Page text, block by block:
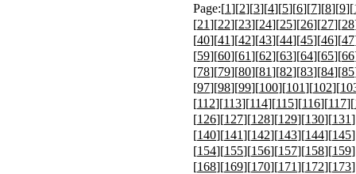
Page:[1][2][3][4][5][6][7][8][9][
[21][22][23][24][25][26][27][28
[40][41][42][43][44][45][46][47
[59][60][61][62][63][64][65][66
[78][79][80][81][82][83][84][85
[97][98][99][100][101][102][
[112][113][114][115][116][117][
[126][127][128][129][130][131
[140][141][142][143][144][145
[154][155][156][157][158][159
[168][169][170][171][172][173